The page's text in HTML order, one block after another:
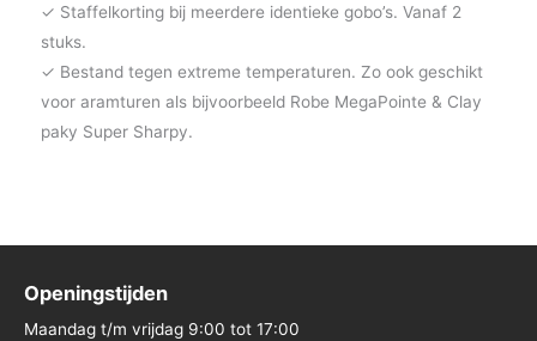
✓ Staffelkorting bij meerdere identieke gobo’s. Vanaf 2
stuks.
✓ Bestand tegen extreme temperaturen. Zo ook geschikt
voor aramturen als bijvoorbeeld Robe MegaPointe & Clay
paky Super Sharpy.
Openingstijden
Maandag t/m vrijdag 9:00 tot 17:00